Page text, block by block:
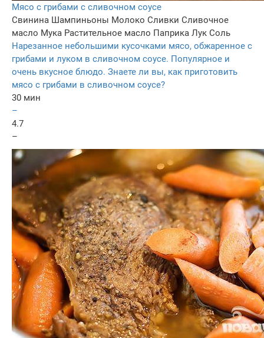
Мясо с грибами с сливочном соусе
Свинина Шампиньоны Молоко Сливки Сливочное
масло Мука Растительное масло Паприка Лук Соль
Нарезанное небольшими кусочками мясо, обжаренное с
грибами и луком в сливочном соусе. Популярное и
очень вкусное блюдо. Знаете ли вы, как приготовить
мясо с грибами в сливочном соусе?
30 мин
–
4.7
–